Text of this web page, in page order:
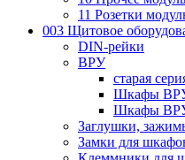
11 Розетки
003 Щитовое
DIN-рейки
ВРУ
старая
Шкафы
Шкафы ВРУ
Заглушки,
Замки для